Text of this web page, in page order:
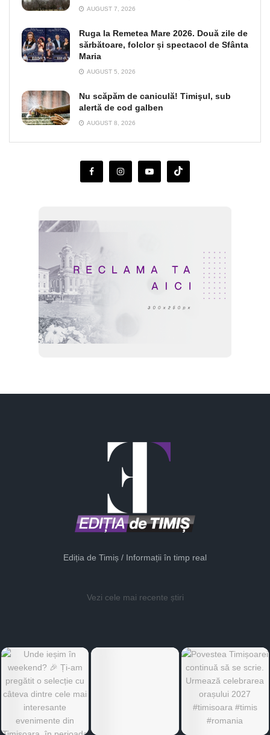
AUGUST 7, 2026
Ruga la Remetea Mare 2026. Două zile de
sărbătoare, folclor și spectacol de Sfânta
Maria
AUGUST 5, 2026
Nu scăpăm de caniculă! Timişul, sub
alertă de cod galben
AUGUST 8, 2026
Ediția de Timiș / Informații în timp real
Vezi cele mai recente știri